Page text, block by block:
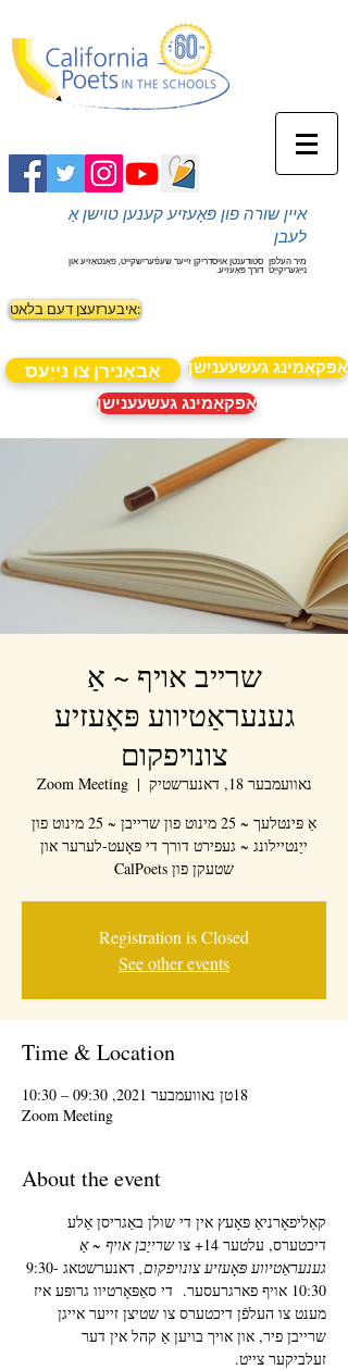
איין שורה פון פּאָעזיע קענען טוישן אַ
לעבן
מיר העלפן סטודענטן אויסדריקן זייער שעפֿערישקייט, פאַנטאַזיע און
נייַגעריקייַט דורך פּאָעזיע.
איבערזעצן דעם בלאט:
אַבאָנירן צו נייַעס
אַפּקאַמינג געשעענישן
אַפּקאַמינג געשעענישן
שרייב אויף ~ אַ
גענעראַטיווע פּאָעזיע
צונויפקום
נאוועמבער 18, דאנערשטיק
  |
Zoom Meeting
אַ פּינטלעך ~ 25 מינוט פון שרייבן ~ 25 מינוט פון
ייַנטיילונג ~ געפירט דורך די פּאָעט-לערער און
שטעקן פון CalPoets
Registration is Closed
See other events
Time & Location
18טן נאוועמבער 2021, 09:30 – 10:30
Zoom Meeting
About the event
קאַליפאָרניאַ פּאָעץ אין די שולן באַגריסן אַלע
דיכטערס, עלטער 14+ צו
שרייַבן אויף ~ אַ
גענעראַטיווע פּאָעזיע צונויפקום,
דאנערשטאג 9:30-
10:30 אויף פארגרעסער.  די סאַפּאָרטיוו גרופּע איז
מענט צו העלפֿן דיכטערס צו שטיצן זייער אייגן
שרייבן פיר, און אויך בויען אַ קהל אין דער
זעלביקער צייט.